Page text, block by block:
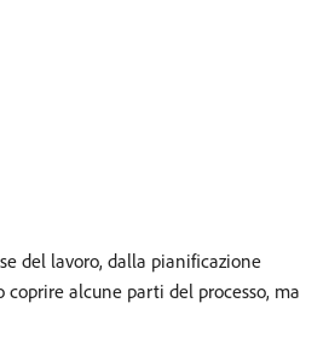
del lavoro, dalla pianificazione
alcune parti del processo, ma